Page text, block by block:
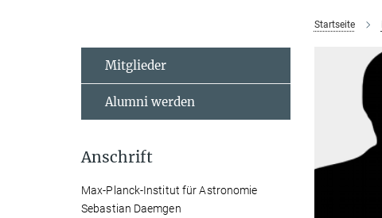
Startseite
Mitglieder
Alumni werden
Anschrift
Max-Planck-Institut für Astronomie
Sebastian Daemgen